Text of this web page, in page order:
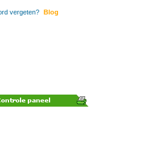
vergeten? Blog